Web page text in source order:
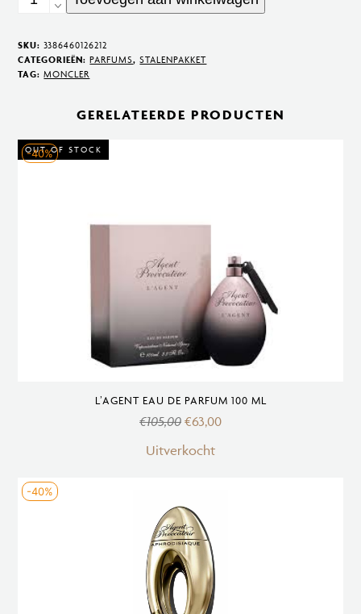
Homme
Eau
de
ml
SKU:3386460126212
CATEGORIEËN:PARFUMS,STALENPAKKET
TAG:MONCLER
GERELATEERDE PRODUCTEN
OUT OF STOCK
-40%
L’AGENT EAU DE PARFUM 100 ML
€105,00 €63,00
Uitverkocht
-40%